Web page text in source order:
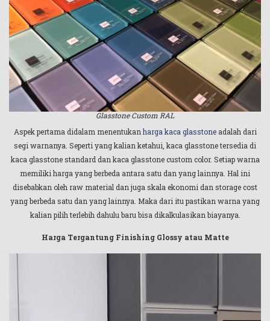
Glasstone Custom RAL
Aspek pertama didalam menentukan harga kaca glasstoneadalah dari
segi warnanya. Seperti yang kalian ketahui, kaca glasstone tersedia di
kaca glasstone standard dan kaca glasstone custom color. Setiap warna
memiliki harga yang berbeda antara satu dan yang lainnya. Hal ini
disebabkan oleh raw material dan juga skala ekonomi dan storage cost
yang berbeda satu dan yang lainnya. Maka dari itu pastikan warna yang
kalian pilih terlebih dahulu baru bisa dikalkulasikan biayanya.
Harga Tergantung Finishing Glossy atau Matte